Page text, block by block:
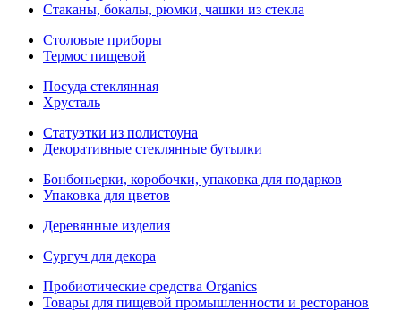
Стаканы, бокалы, рюмки, чашки из стекла
Столовые приборы
Термос пищевой
Посуда стеклянная
Хрусталь
Статуэтки из полистоуна
Декоративные стеклянные бутылки
Бонбоньерки, коробочки, упаковка для подарков
Упаковка для цветов
Деревянные изделия
Сургуч для декора
Пробиотические средства Organics
Товары для пищевой промышленности и ресторанов